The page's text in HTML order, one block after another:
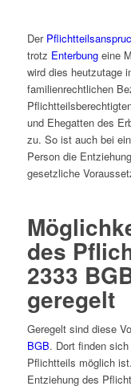
Der
trotz Enterbungeine
wird dies heutzutage
familienrechtlichen
und Ehegatten des
zu. So ist auch bei
Person die
gesetzliche
des
2333
geregelt
Geregelt sind diese
BGB. Dort finden
Pflichtteils möglich
Entziehung des